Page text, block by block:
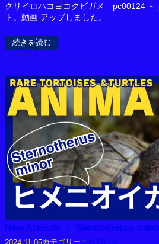
クリイロハコヨコクビガメ pc00124 ～
ト。動画 アップしました。
続きを読む
New Arrivals ： Sternotherus